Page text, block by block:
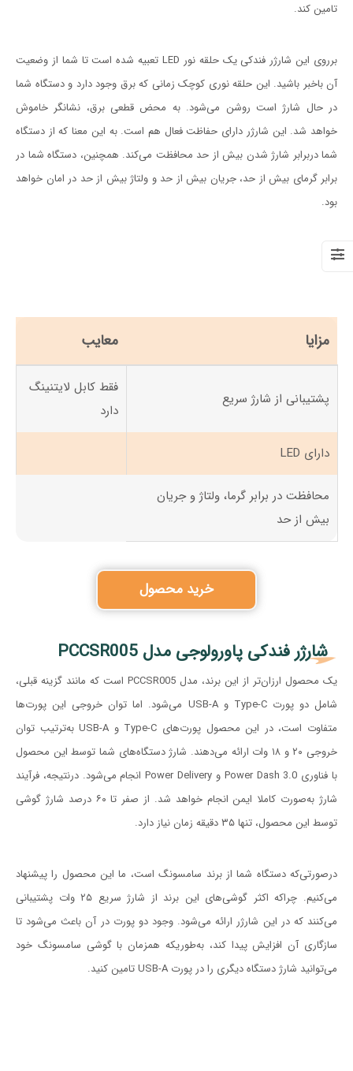
تامین کند.
برروی این شارژر فندکی یک حلقه نور LED تعبیه شده است تا شما از وضعیت
آن باخبر باشید. این حلقه نوری کوچک زمانی که برق وجود دارد و دستگاه شما
در حال شارژ است روشن می‌شود. به محض قطعی برق، نشانگر خاموش
خواهد شد. این شارژر دارای حفاظت فعال هم است. به این معنا که از دستگاه
شما دربرابر شارژ شدن بیش از حد محافظت می‌کند. همچنین، دستگاه شما در
برابر گرمای بیش از حد، جریان بیش از حد و ولتاژ بیش از حد در امان خواهد
بود.
مزایا معایب
پشتیبانی از شارژ سریع
فقط کابل لایتنینگ
دارد
دارای LED
محافظت در برابر گرما، ولتاژ و جریان
بیش از حد
خرید محصول
شارژر فندکی پاورولوجی مدل PCCSR005
یک محصول ارزان‌تر از این برند، مدل PCCSR005 است که مانند گزینه قبلی،
شامل دو پورت Type-C و USB-A می‌شود. اما توان خروجی این پورت‌ها
متفاوت است، در این محصول پورت‌های Type-C و USB-A به‌ترتیب توان
خروجی ۲۰ و ۱۸ وات ارائه می‌دهند. شارژ دستگاه‌های شما توسط این محصول
با فناوری Power Dash 3.0 و Power Delivery انجام می‌شود. درنتیجه، فرآیند
شارژ به‌صورت کاملا ایمن انجام خواهد شد. از صفر تا ۶۰ درصد شارژ گوشی
توسط این محصول، تنها ۳۵ دقیقه زمان نیاز دارد.
درصورتی‌که دستگاه‌ شما از برند سامسونگ است، ما این محصول را پیشنهاد
می‌کنیم. چراکه اکثر گوشی‌های این برند از شارژ سریع ۲۵ وات پشتیبانی
می‌کنند که در این شارژر ارائه می‌شود. وجود دو پورت در آن باعث می‌شود تا
سازگاری آن افزایش پیدا کند، به‌طوریکه همزمان با گوشی سامسونگ خود
می‌توانید شارژ دستگاه دیگری را در پورت USB-A تامین کنید.